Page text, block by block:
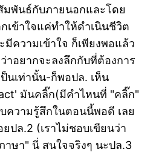
มพันธ์กับภายนอกและโดย
เข้าใจแค่ทำให้ดำเนินชีวิต
มีความเข้าใจ ก็เพียงพอแล้ว
าอยากจะลงลึกกับที่ต้องการ
นเท่านั้น-ก็พอปล. เห็น
มันคลิ๊ก(มีคำไหนที่ "คลิ๊ก"
ความรู้สึกในตอนนี้พอดี เลย
ปล.2 (เราไม่ชอบเขียนว่า
าษา" นี่ สนใจจริงๆ นะปล.3